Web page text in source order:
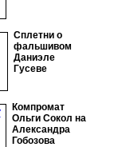
Сплетни о
фальшивом
Даниэле
Гусеве
Компромат
Ольги Сокол на
Александра
Гобозова